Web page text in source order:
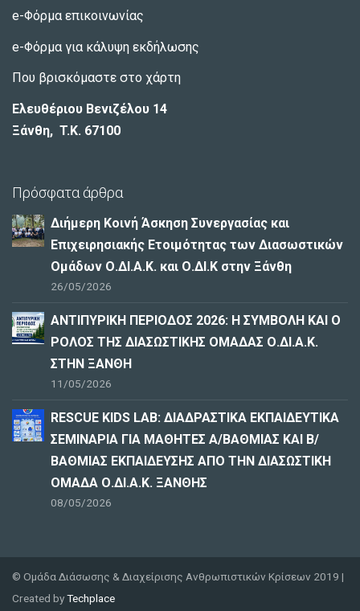
e-Φόρμα επικοινωνίας
e-Φόρμα για κάλυψη εκδήλωσης
Που βρισκόμαστε στο χάρτη
Ελευθέριου Βενιζέλου 14
Ξάνθη, T.K. 67100
Πρόσφατα άρθρα
Διήμερη Κοινή Άσκηση Συνεργασίας και
Επιχειρησιακής Ετοιμότητας των Διασωστικών
Ομάδων Ο.ΔΙ.Α.Κ. και Ο.ΔΙ.Κ στην Ξάνθη
26/05/2026
ΑΝΤΙΠΥΡΙΚΗ ΠΕΡΙΟΔΟΣ 2026: Η ΣΥΜΒΟΛΗ ΚΑΙ Ο
ΡΟΛΟΣ ΤΗΣ ΔΙΑΣΩΣΤΙΚΗΣ ΟΜΑΔΑΣ Ο.ΔΙ.Α.Κ.
ΣΤΗΝ ΞΑΝΘΗ
11/05/2026
RESCUE KIDS LAB: ΔΙAΔΡΑΣΤΙΚΑ ΕΚΠΑΙΔΕΥΤΙΚΑ
ΣΕΜΙΝΑΡΙΑ ΓΙΑ ΜΑΘΗΤΕΣ Α/ΒΑΘΜΙΑΣ ΚΑΙ Β/
ΒΑΘΜΙΑΣ ΕΚΠΑΙΔΕΥΣΗΣ ΑΠΟ ΤΗΝ ΔΙΑΣΩΣΤΙΚΗ
ΟΜΑΔΑ Ο.ΔΙ.Α.Κ. ΞΑΝΘΗΣ
08/05/2026
© Ομάδα Διάσωσης & Διαχείρισης Ανθρωπιστικών Κρίσεων 2019 |
Created byTechplace